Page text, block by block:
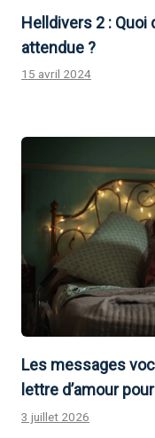
Helldivers 2 :
attendue ?
15 avril 2024
Les messages
lettre d’amour
3 juillet 2026